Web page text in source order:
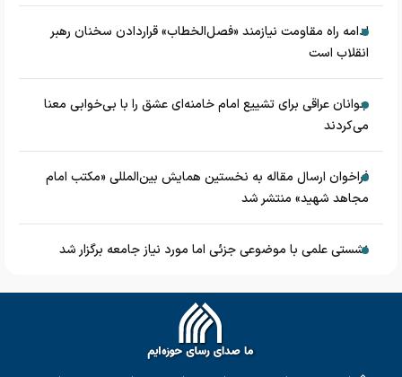
ادامه راه مقاومت نیازمند «فصل‌الخطاب» قراردادن سخنان رهبر
انقلاب است
جوانان عراقی برای تشییع امام خامنه‌ای عشق را با بی‌خوابی معنا
می‌کردند
فراخوان ارسال مقاله به نخستین همایش بین‌المللی «مکتب امام
مجاهد شهید» منتشر شد
نشستی علمی با موضوعی جزئی اما مورد نیاز جامعه برگزار شد